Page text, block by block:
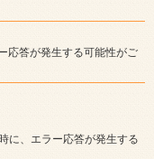
応答が発生する可能性がご
に、エラー応答が発生する